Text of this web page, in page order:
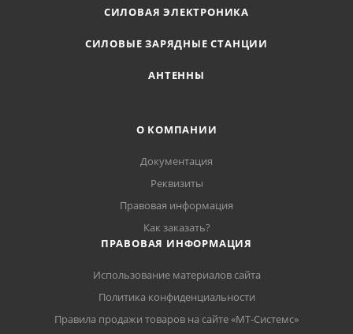
СИЛОВАЯ ЭЛЕКТРОНИКА
СИЛОВЫЕ ЗАРЯДНЫЕ СТАНЦИИ
АНТЕННЫ
О КОМПАНИИ
Документация
Реквизиты
Правовая информация
Как заказать?
ПРАВОВАЯ ИНФОРМАЦИЯ
Использование материалов сайта
Политика конфиденциальности
Правила продажи товаров на сайте «МТ-Системс»